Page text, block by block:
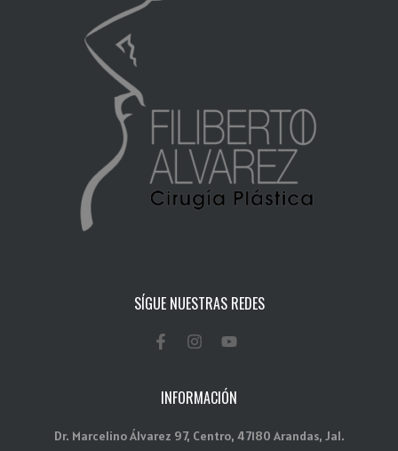
SÍGUE NUESTRAS REDES
INFORMACIÓN
Dr. Marcelino Álvarez 97, Centro, 47180 Arandas, Jal.